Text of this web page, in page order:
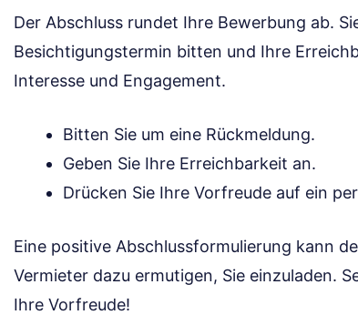
Der Abschluss rundet Ihre Bewerbung ab.
Besichtigungstermin bitten und Ihre
Interesse und Engagement.
Bitten Sie um eine Rückmeldung.
Geben Sie Ihre Erreichbarkeit an.
Drücken Sie Ihre Vorfreude auf ein
Eine positive Abschlussformulierung kann
Vermieter dazu ermutigen, Sie einzuladen.
Ihre Vorfreude!